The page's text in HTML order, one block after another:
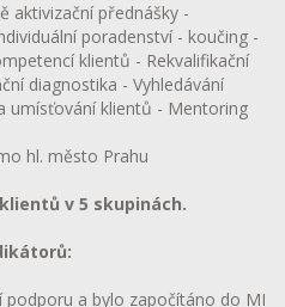
aktivizační přednášky -
poradenství - koučing -
klientů - Rekvalifikační
diagnostika - Vyhledávání
umísťování klientů - Mentoring
hl. město Prahu
v 5 skupinách.
podporu a bylo započítáno do MI